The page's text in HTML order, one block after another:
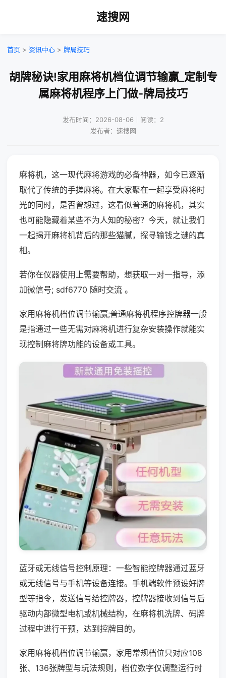
速搜网
首页 > 资讯中心 > 牌局技巧
胡牌秘诀!家用麻将机档位调节输赢_定制专
属麻将机程序上门做-牌局技巧
发布时间：2026-08-06｜阅读：2
发布者：速搜网
麻将机，这一现代麻将游戏的必备神器，如今已逐渐
取代了传统的手搓麻将。在大家聚在一起享受麻将时
光的同时，是否曾想过，这看似普通的麻将机，其实
也可能隐藏着某些不为人知的秘密？今天，就让我们
一起揭开麻将机背后的那些猫腻，探寻输钱之谜的真
相。
若你在仪器使用上需要帮助，想获取一对一指导，添
加微信号; sdf6770 随时交流 。
家用麻将机档位调节输赢;普通麻将机程序控牌器一般
是指通过一些无需对麻将机进行复杂安装操作就能实
现控制麻将牌功能的设备或工具。
蓝牙或无线信号控制原理：一些智能控牌器通过蓝牙
或无线信号与手机等设备连接。手机端软件预设好牌
型等指令，发送信号给控牌器，控牌器接收到信号后
驱动内部微型电机或机械结构，在麻将机洗牌、码牌
过程中进行干预，达到控牌目的。
家用麻将机档位调节输赢，家用常规档位只对应108
张、136张牌型与玩法规则，档位数字仅调整运行时